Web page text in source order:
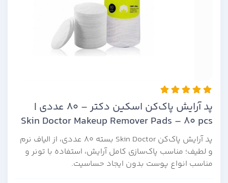
پد آرایش پاک‌کن اسکین دکتر – ۸۰ عددی |
Skin Doctor Makeup Remover Pads – 80 pcs
پد آرایش پاک‌کن Skin Doctor بسته ۸۰ عددی، از الیاف نرم
و لطیف؛ مناسب پاک‌سازی کامل آرایش، استفاده با تونر و
مناسب انواع پوست بدون ایجاد حساسیت.